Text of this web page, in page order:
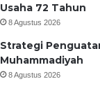
Usaha 72 Tahun
8 Agustus 2026
Strategi
Muhammadiyah
8 Agustus 2026